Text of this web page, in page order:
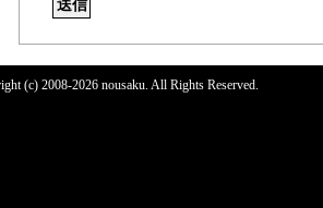
(c) 2008-2026 nousaku. All Rights Reserved.